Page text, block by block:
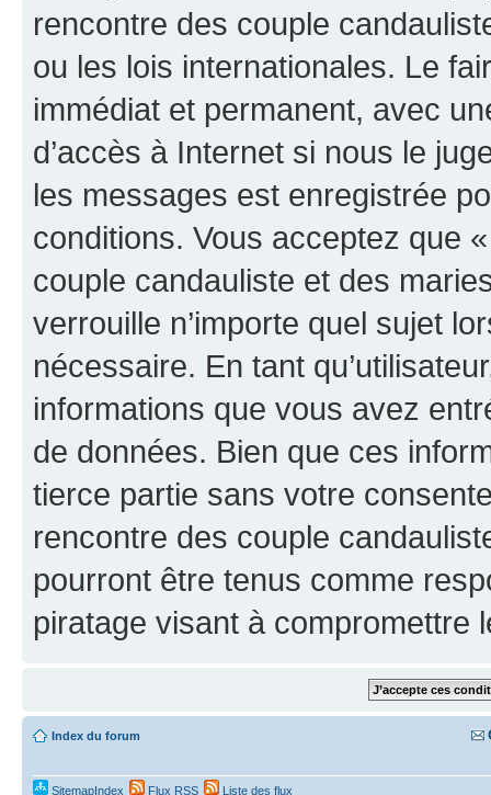
rencontre des couple
ou les lois internationales. Le
immédiat et permanent, avec
d’accès à Internet si nous le
les messages est enregistrée
conditions. Vous acceptez que
couple candauliste et des
verrouille n’importe quel sujet
nécessaire. En tant
informations que vous avez
de données. Bien que ces
tierce partie sans votre
rencontre des couple
pourront être tenus comme
piratage visant à compromettre
Index du forum
SitemapIndex Flux RSS Liste des flux